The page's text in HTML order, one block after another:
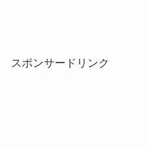
スポンサードリンク